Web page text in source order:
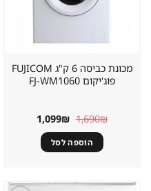
מכונת כביסה 6 ק"ג FUJICOM
פוג'יקום FJ-WM1060
1,690₪ המחיר
המקורי
היה:
1,690₪.
1,099₪ המחיר
הוספה לסל